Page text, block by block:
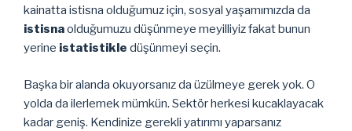
kainatta istisna olduğumuz için, sosyal yaşamımızda da
istisnaolduğumuzu düşünmeye meyilliyiz fakat bunun
yerine istatistikle düşünmeyi seçin.
Başka bir alanda okuyorsanız da üzülmeye gerek yok. O
yolda da ilerlemek mümkün. Sektör herkesi kucaklayacak
kadar geniş. Kendinize gerekli yatırımı yaparsanız